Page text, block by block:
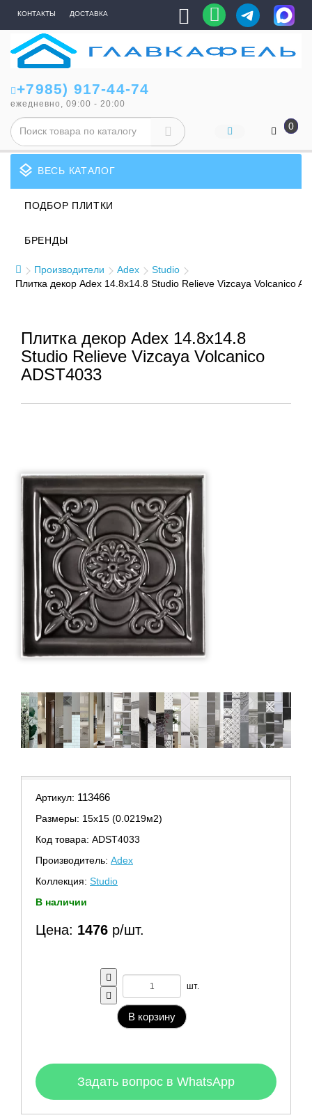
КОНТАКТЫ ДОСТАВКА
+7985) 917-44-74
ежедневно, 09:00 - 20:00
0
layers ВЕСЬ КАТАЛОГ
ПОДБОР ПЛИТКИ
БРЕНДЫ
Производители Adex
Studio
Плитка декор Adex 14.8x14.8 Studio Relieve Vizcaya Volcanico
Плитка декор Adex 14.8x14.8
Studio Relieve Vizcaya Volcanico
ADST4033
Артикул: 113466
Размеры: 15х15 (0.0219м2)
Код товара: ADST4033
Производитель: Adex
Коллекция: Studio
В наличии
Цена: 1476 р/шт.
шт.
В корзину
Задать вопрос в WhatsApp